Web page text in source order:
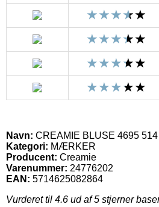
Navn: CREAMIE BLUSE 4695
Kategori: MÆRKER
Producent: Creamie
Varenummer: 24776202
EAN: 5714625082864
Vurderet til 4.6 ud af 5 stjerner